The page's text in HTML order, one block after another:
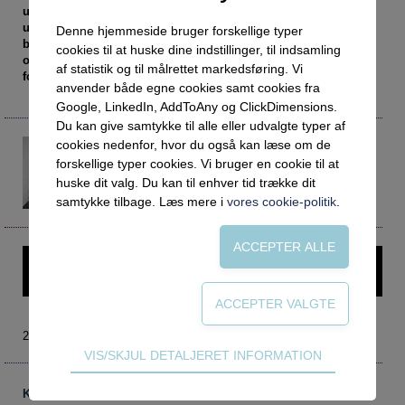
Netværk
Intelligens
Uddannelser under corona
Vejledningsindsatsen under corona
Professioner under pres
Veje til virkeligheden
Data og dialog
Abonnement
Tilmelding og prøveperiode
Abonnementspriser
Kontakt
Vilkår og betingelser
unge oplever udfordringer i forbindelse med deres
uddannelsesvalg. Men betyder det så, at vi kan aflive
betydningen af den sociale arv? Ikke helt. For selv om fx
oplevelsen af pres rammer bredt, så er der stadig sociale
forskelle, der gør sig gældende – bare på en ny måde.
Camilla Hutters
chu@eva.dk
Områdechef med ansvar for ungdomsuddannelserne
Danmarks Evalueringsinstitut
Denne artikel kræver login – prøv Vejlederforum gratis i en
2019 nr. 2
Kommentarer
Denne hjemmeside bruger forskellige typer
cookies til at huske dine indstillinger, til indsamling
af statistik og til målrettet markedsføring. Vi
anvender både egne cookies samt cookies fra
Google, LinkedIn, AddToAny og ClickDimensions.
Du kan give samtykke til alle eller udvalgte typer af
cookies nedenfor, hvor du også kan læse om de
forskellige typer cookies. Vi bruger en cookie til at
huske dit valg. Du kan til enhver tid trække dit
samtykke tilbage. Læs mere i vores cookie-politik
Teknisk
Tekniske cookies er nødvendige for hjemmesidens
VIS/SKJUL DETALJERET INFORMATION